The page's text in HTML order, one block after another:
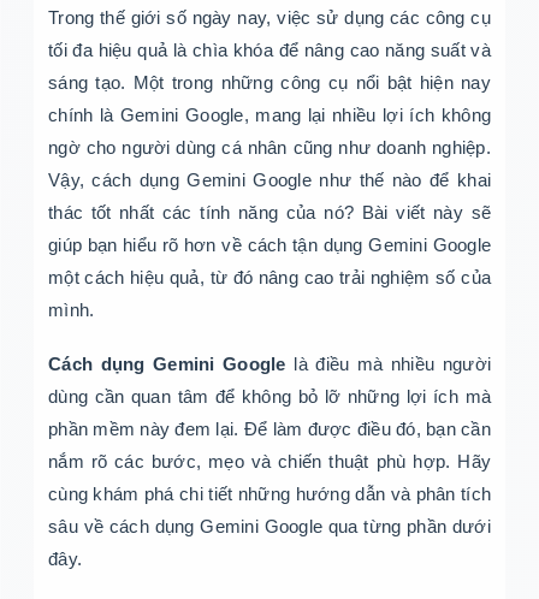
Trong thế giới số ngày nay, việc sử dụng các công cụ
tối đa hiệu quả là chìa khóa để nâng cao năng suất và
sáng tạo. Một trong những công cụ nổi bật hiện nay
chính là Gemini Google, mang lại nhiều lợi ích không
ngờ cho người dùng cá nhân cũng như doanh nghiệp.
Vậy, cách dụng Gemini Google như thế nào để khai
thác tốt nhất các tính năng của nó? Bài viết này sẽ
giúp bạn hiểu rõ hơn về cách tận dụng Gemini Google
một cách hiệu quả, từ đó nâng cao trải nghiệm số của
mình.
Cách dụng Gemini Google là điều mà nhiều người
dùng cần quan tâm để không bỏ lỡ những lợi ích mà
phần mềm này đem lại. Để làm được điều đó, bạn cần
nắm rõ các bước, mẹo và chiến thuật phù hợp. Hãy
cùng khám phá chi tiết những hướng dẫn và phân tích
sâu về cách dụng Gemini Google qua từng phần dưới
đây.